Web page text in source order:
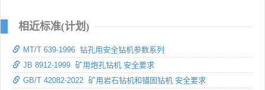
相近标准(计划)
MT/T 639-1996 钻孔用安全钻机参数系列
JB 8912-1999 矿用炮孔钻机 安全要求
GB/T 42082-2022 矿用岩石钻机和锚固钻机 安全要求